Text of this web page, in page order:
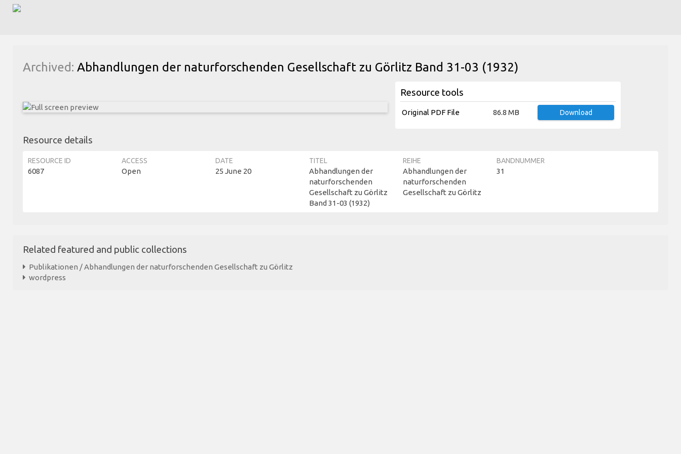
Archived: Abhandlungen der naturforschenden Gesellschaft zu Görlitz Band 31-03 (1932)
Resource tools
Original PDF File 86.8 MB Download
Resource details
RESOURCE ID
6087
ACCESS
Open
DATE
25 June 20
TITEL
Abhandlungen der
naturforschenden
Gesellschaft zu Görlitz
Band 31-03 (1932)
REIHE
Abhandlungen der
naturforschenden
Gesellschaft zu Görlitz
BANDNUMMER
31
Related featured and public collections
Publikationen / Abhandlungen der naturforschenden Gesellschaft zu Görlitz
wordpress